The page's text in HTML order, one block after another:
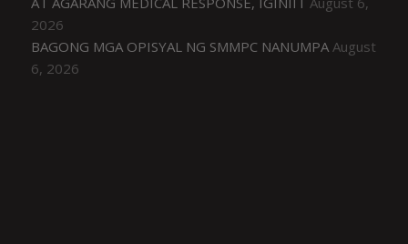
2026
BAGONG MGA OPISYAL NG SMMPC NANUMPA August
6, 2026